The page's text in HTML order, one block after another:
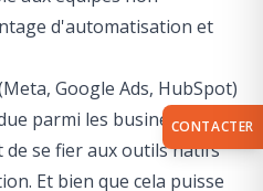
d'automatisation et
Google Ads, HubSpot)
parmi les business
se fier aux outils natifs
Et bien que cela puisse
CONTACTER